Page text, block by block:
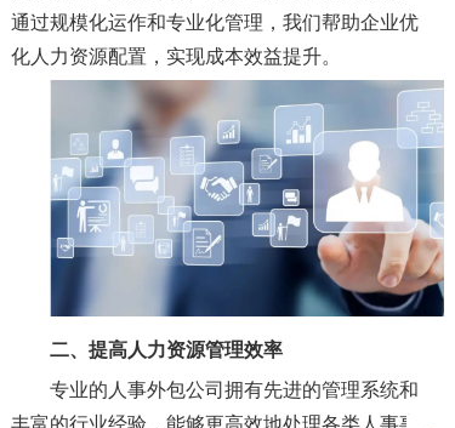
通过规模化运作和专业化管理，我们帮助企业优
化人力资源配置，实现成本效益提升。
二、提高人力资源管理效率
专业的人事外包公司拥有先进的管理系统和
丰富的行业经验，能够更高效地处理各类人事事